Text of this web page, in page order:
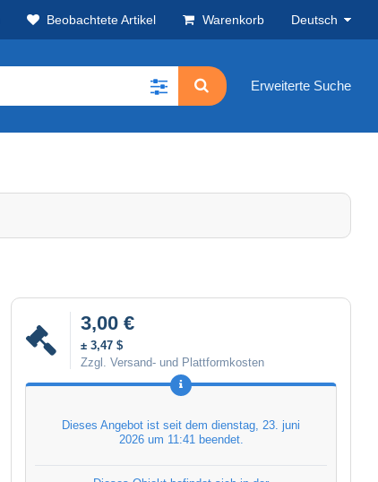
Beobachtete Artikel Warenkorb Deutsch
Erweiterte Suche
3,00 €
± 3,47 $
Zzgl. Versand- und Plattformkosten
Dieses Angebot ist seit dem dienstag, 23. juni
2026 um 11:41 beendet.